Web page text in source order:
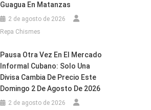
Guagua En Matanzas
2 de agosto de 2026
Repa Chismes
Pausa Otra Vez En El Mercado
Informal Cubano: Solo Una
Divisa Cambia De Precio Este
Domingo 2 De Agosto De 2026
2 de agosto de 2026